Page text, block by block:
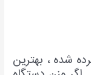
شده ، بهترین